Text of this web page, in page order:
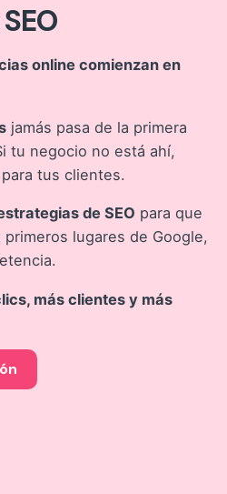
online comienzan en
jamás pasa de la primera
tu negocio no está ahí,
tus clientes.
de SEO para que
lugares de Google,
más clientes y más